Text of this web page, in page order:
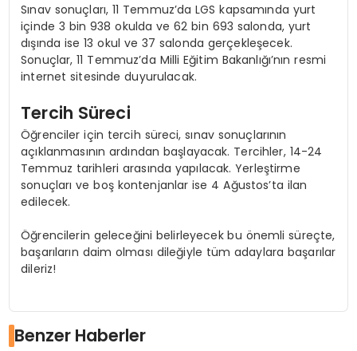
Sınav sonuçları, 11 Temmuz’da LGS kapsamında yurt
içinde 3 bin 938 okulda ve 62 bin 693 salonda, yurt
dışında ise 13 okul ve 37 salonda gerçekleşecek.
Sonuçlar, 11 Temmuz’da Milli Eğitim Bakanlığı’nın resmi
internet sitesinde duyurulacak.
Tercih Süreci
Öğrenciler için tercih süreci, sınav sonuçlarının
açıklanmasının ardından başlayacak. Tercihler, 14-24
Temmuz tarihleri arasında yapılacak. Yerleştirme
sonuçları ve boş kontenjanlar ise 4 Ağustos’ta ilan
edilecek.
Öğrencilerin geleceğini belirleyecek bu önemli süreçte,
başarıların daim olması dileğiyle tüm adaylara başarılar
dileriz!
Benzer Haberler